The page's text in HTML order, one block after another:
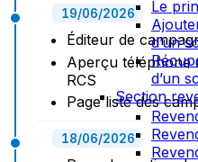
Le
d’un
d’un
Section
19/06/2026
Éditeur de
Aperçu téléphone
RCS
Page liste des
18/06/2026